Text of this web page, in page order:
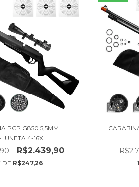
PCP G850 5,5MM
4-16X...
R$2.439,90
DE R$247,26